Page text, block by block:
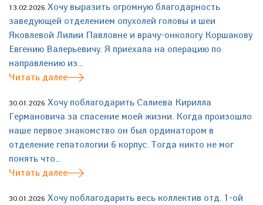
13.02.2026 Хочу выразить огромную благодарность
заведующей отделением опухолей головы и шеи
Яковлевой Лилии Павловне и врачу-онкологу Коршакову
Евгению Валерьевичу. Я приехала на операцию по
направлению из...
Читать далее
30.01.2026 Хочу поблагодарить Салиева Кирилла
Германовича за спасение моей жизни. Когда произошло
наше первое знакомство он был ординатором в
отделение гепатологии 6 корпус. Тогда никто не мог
понять что...
Читать далее
30.01.2026 Хочу поблагодарить весь коллектив отд. 1-ой